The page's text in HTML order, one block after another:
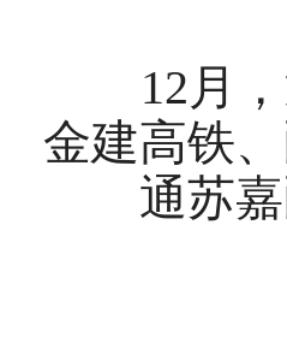
12月，
金建高铁
通苏嘉